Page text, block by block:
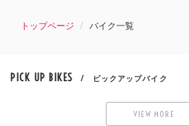
トップページ バイク一覧
PICK UP BIKES / ピックアップバイク
VIEW MORE